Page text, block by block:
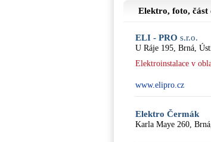
Elektro, foto, část
ELI - PRO s.r.o.
U Ráje 195, Brná,
Elektroinstalace v
www.elipro.cz
Elektro Čermák
Karla Maye 260,